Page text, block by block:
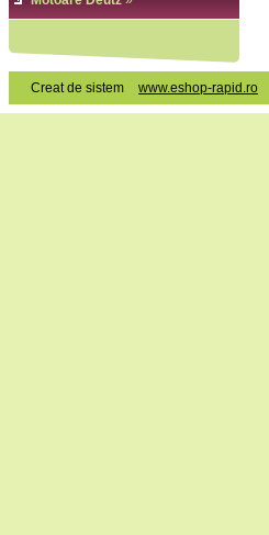
Creat de sistem www.eshop-rapid.ro